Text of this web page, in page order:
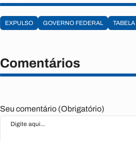
EXPULSO GOVERNO FEDERAL TABELA
Comentários
Seu comentário (Obrigatório)